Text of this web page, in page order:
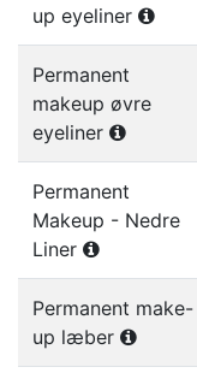
up eyeliner
Permanent
makeup øvre
eyeliner
Permanent
Makeup - Nedre
Liner
Permanent make-
up læber